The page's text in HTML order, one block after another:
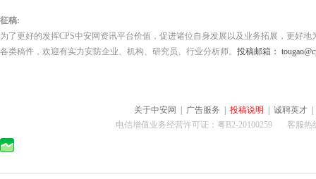
征稿:
为了更好的发挥CPS中安网资讯平台价值，促进诸位自身发展以及业务拓展，更好
各类稿件，欢迎有实力安防企业、机构、研究员、行业分析师。 投稿邮箱：
关于中安网 广告服务 投稿说明 诚聘英才
电信增值业务经营许可证：粤B2-20100259 客服